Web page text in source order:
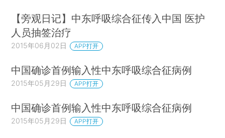
【旁观日记】中东呼吸综合征传入中国 医护
人员抽签治疗
2015年06月02日 APP打开
中国确诊首例输入性中东呼吸综合征病例
2015年05月29日 APP打开
中国确诊首例输入性中东呼吸综合征病例
2015年05月29日 APP打开